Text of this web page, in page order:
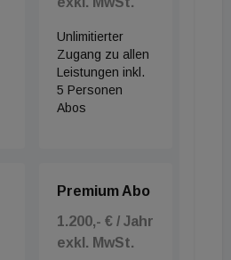
Unlimitierter
Zugang zu allen
Leistungen inkl.
5 Personen
Abos
Premium Abo
1.200,- € / Jahr
exkl. MwSt.